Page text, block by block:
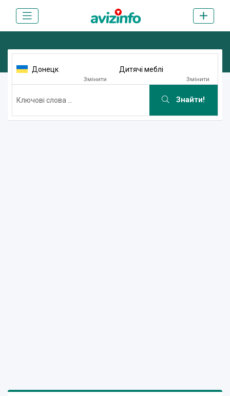
Донецк
Змінити
Дитячі меблі
Змінити
Знайти!